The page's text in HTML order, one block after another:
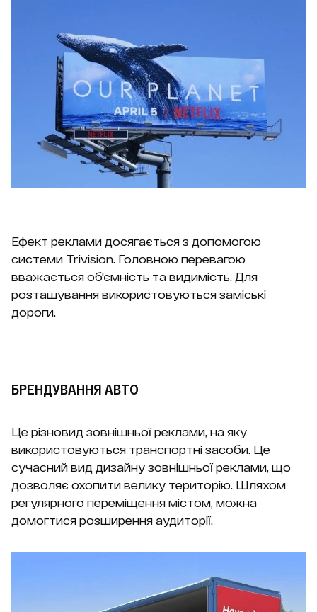
Ефект реклами досягається з допомогою
системи Trivision. Головною перевагою
вважається об'ємність та видимість. Для
розташування використовуються заміські
дороги.
БРЕНДУВАННЯ АВТО
Це різновид зовнішньої реклами, на яку
використовуються транспортні засоби. Це
сучасний вид дизайну зовнішньої реклами, що
дозволяє охопити велику територію. Шляхом
регулярного переміщення містом, можна
домогтися розширення аудиторії.